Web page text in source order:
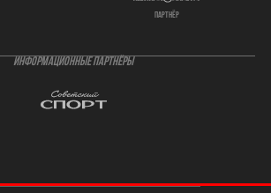
партнёр
ИНФОРМАЦИОННЫЕ ПАРТНЁРЫ